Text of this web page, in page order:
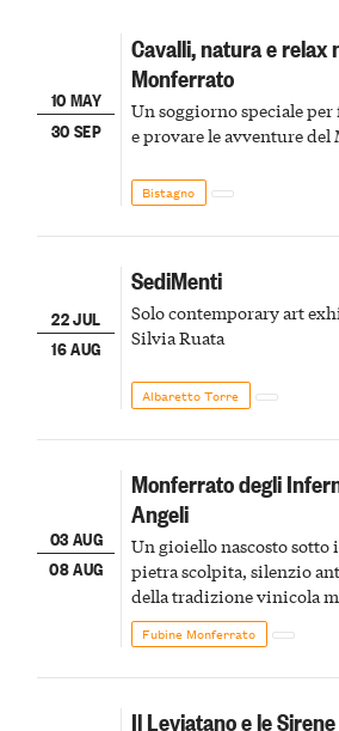
10 MAY
30 SEP
Cavalli, natura e relax
Monferrato
Un soggiorno speciale
e provare le avventure
Bistagno
22 JUL
16 AUG
SediMenti
Solo contemporary art
Silvia Ruata
Albaretto Torre
03 AUG
08 AUG
Monferrato degli
Angeli
Un gioiello nascosto
pietra scolpita, silenzio
della tradizione vinicola
Fubine Monferrato
Il Leviatano e le Sirene